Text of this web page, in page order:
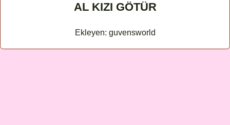
AL KIZI GÖTÜR
Ekleyen: guvensworld